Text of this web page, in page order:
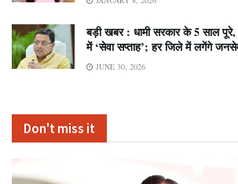
बड़ी खबर : धामी सरकार के 5 साल
में ‘सेवा सप्ताह’; हर जिले में लगेंगे
JUNE 30, 2026
Don't miss it